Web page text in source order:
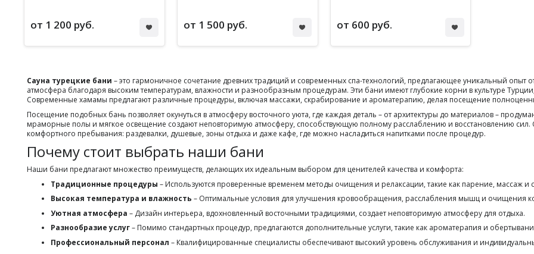
от 1 200 руб. от 1 500 руб. от 600 руб.
Сауна турецкие бани – это гармоничное сочетание древних традиций и современных спа-технологий, предлагающее уникальный опыт
атмосфера благодаря высоким температурам, влажности и разнообразным процедурам. Эти бани имеют глубокие корни в культуре
Современные хамамы предлагают различные процедуры, включая массажи, скрабирование и ароматерапию, делая посещение
Посещение подобных бань позволяет окунуться в атмосферу восточного уюта, где каждая деталь – от архитектуры до материалов –
мраморные полы и мягкое освещение создают неповторимую атмосферу, способствующую полному расслаблению и восстановлению
комфортного пребывания: раздевалки, душевые, зоны отдыха и даже кафе, где можно насладиться напитками после процедур.
Почему стоит выбрать наши бани
Наши бани предлагают множество преимуществ, делающих их идеальным выбором для ценителей качества и комфорта:
Традиционные процедуры – Используются проверенные временем методы очищения и релаксации, такие как парение, массаж и
Высокая температура и влажность – Оптимальные условия для улучшения кровообращения, расслабления мышц и очищения
Уютная атмосфера – Дизайн интерьера, вдохновленный восточными традициями, создает неповторимую атмосферу для отдыха.
Разнообразие услуг– Помимо стандартных процедур, предлагаются дополнительные услуги, такие как ароматерапия и
Профессиональный персонал – Квалифицированные специалисты обеспечивают высокий уровень обслуживания и